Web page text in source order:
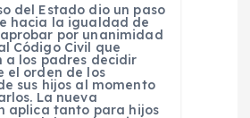
del Estado dio un paso
hacia la igualdad de
por unanimidad
Código Civil que
a los padres decidir
el orden de los
sus hijos al momento
La nueva
aplica tanto para hijos